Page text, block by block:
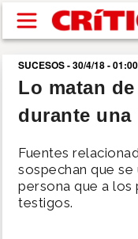
Pasar al contenido
buscar
SUCESOS
NACIONAL
POLÍTICA
SUCESOS - 30/4/18 -
Lo matan
durante una
Fuentes
sospechan que se
persona que a los
testigos.